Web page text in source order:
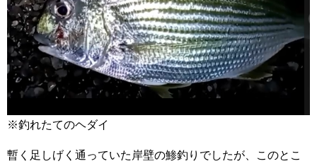
※釣れたてのヘダイ
暫く足しげく通っていた岸壁の鯵釣りでしたが、このとこ